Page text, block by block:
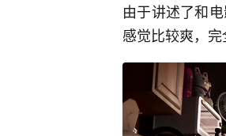
由于讲述了和
感觉比较爽，完